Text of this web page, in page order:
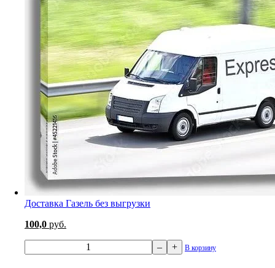
Доставка Газель без выгрузки
100,0 руб.
– + В корзину